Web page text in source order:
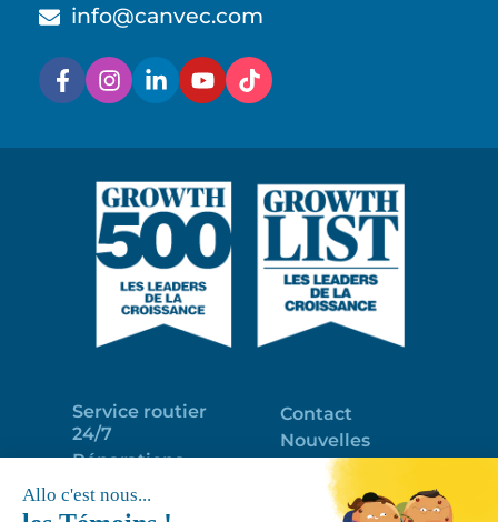
info@canvec.com
Service routier
24/7
Réparations
Programme
d’entretien
Contact
Nouvelles
Portail clients
Emploi